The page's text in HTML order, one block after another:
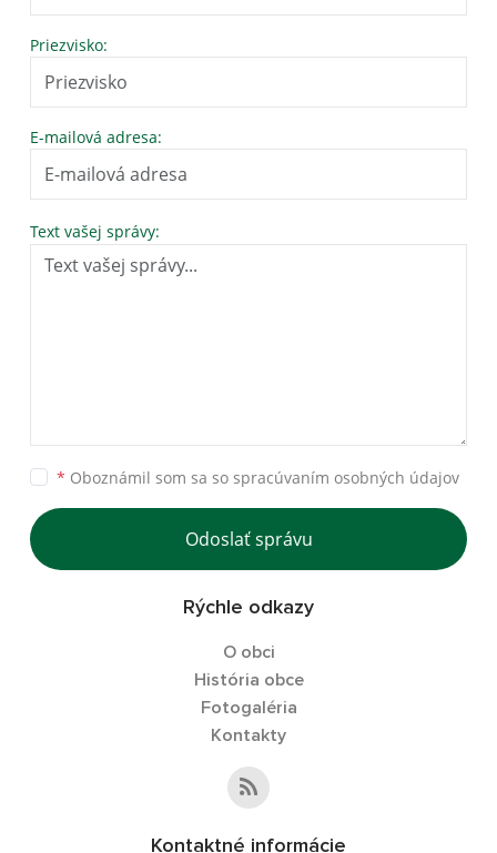
Priezvisko:
E-mailová adresa:
Text vašej správy:
* Oboznámil som sa so spracúvaním osobných údajov
Odoslať správu
Rýchle odkazy
O obci
História obce
Fotogaléria
Kontakty
Kontaktné informácie